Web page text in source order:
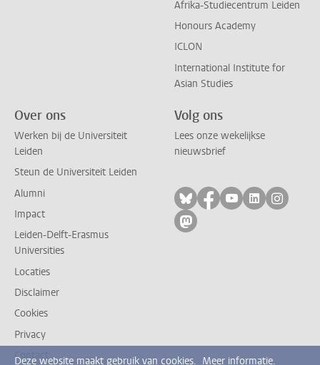
Afrika-Studiecentrum Leiden
Honours Academy
ICLON
International Institute for
Asian Studies
Over ons
Werken bij de Universiteit
Leiden
Steun de Universiteit Leiden
Alumni
Impact
Leiden-Delft-Erasmus
Universities
Locaties
Disclaimer
Cookies
Privacy
Contact
Volg ons
Lees onze wekelijkse
nieuwsbrief
Volg ons op bluesky
Volg ons op
Volg ons op
Volg ons
Volg
Volg ons op mastodon
Deze website maakt gebruik van cookies. Meer informatie.